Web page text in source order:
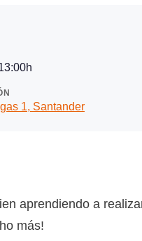
1, Santander
aprendiendo a
más!